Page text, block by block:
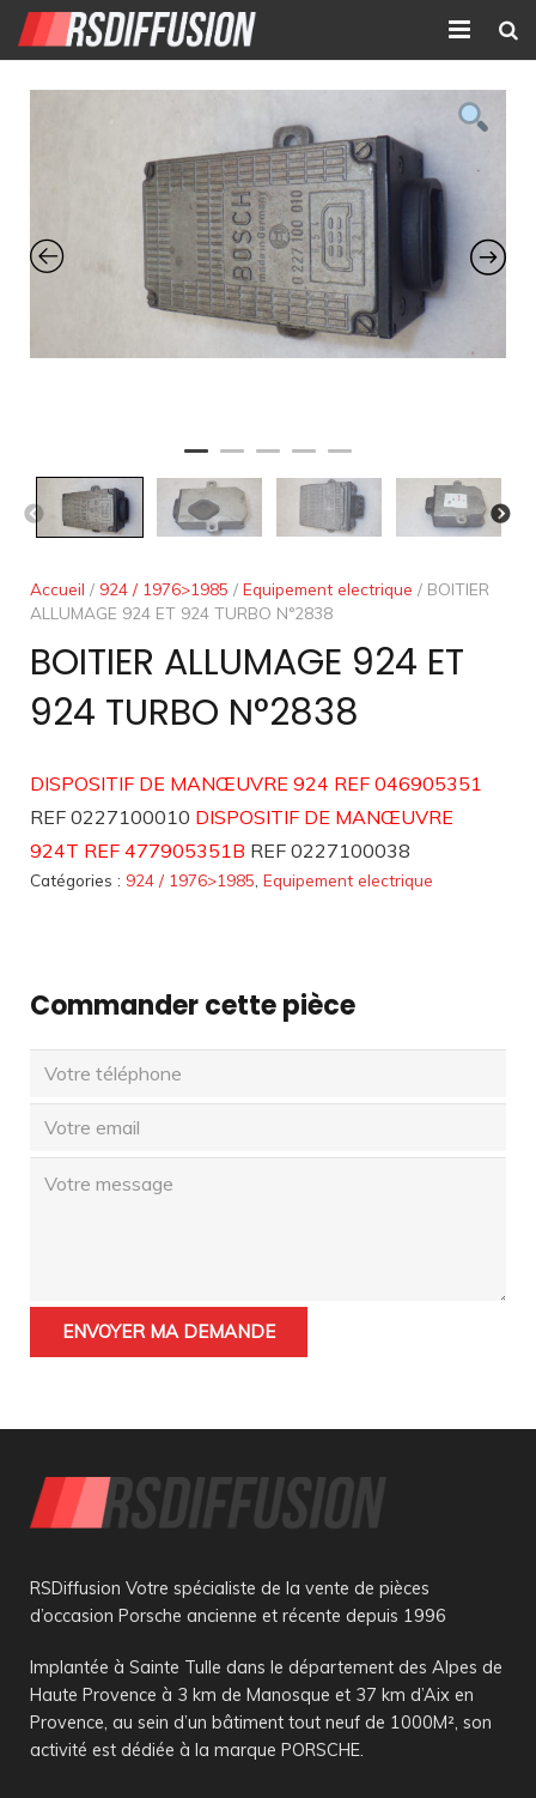
Accueil
Annonces prolongées
Atelier mécanique
Accueil / 924 / 1976>1985 / Equipement electrique / BOITIER
ALLUMAGE 924 ET 924 TURBO N°2838
BOITIER ALLUMAGE 924 ET
924 TURBO N°2838
DISPOSITIF DE MANŒUVRE 924 REF 046905351
REF 0227100010 DISPOSITIF DE MANŒUVRE
924T REF 477905351B REF 0227100038
Catégories : 924 / 1976>1985 Equipement electrique
Commander cette pièce
RSDiffusion Votre spécialiste de la vente de pièces
d’occasion Porsche ancienne et récente depuis 1996
Implantée à Sainte Tulle dans le département des Alpes de
Haute Provence à 3 km de Manosque et 37 km d’Aix en
Provence, au sein d’un bâtiment tout neuf de 1000M², son
activité est dédiée à la marque PORSCHE.